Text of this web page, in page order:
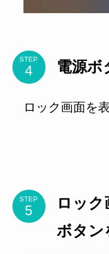
STEP 電源ボ
ロック画面を
STEP
ロッ
ボタン